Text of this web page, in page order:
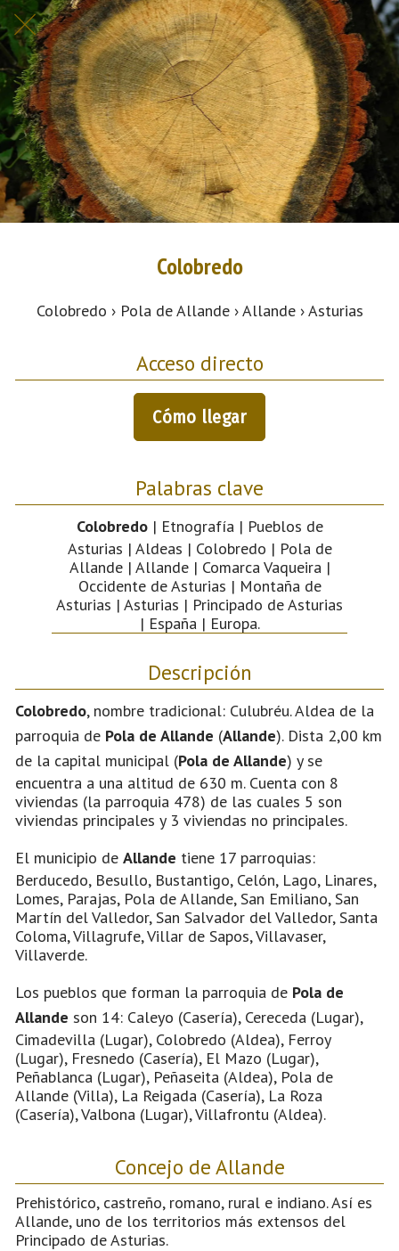
Colobredo
Colobredo › Pola de Allande › Allande › Asturias
Acceso directo
Cómo llegar
Palabras clave
Colobredo| Etnografía | Pueblos de
Asturias | Aldeas | Colobredo | Pola de
Allande | Allande | Comarca Vaqueira |
Occidente de Asturias | Montaña de
Asturias | Asturias | Principado de Asturias
| España | Europa.
Descripción
Colobredo, nombre tradicional: Culubréu. Aldea de la
parroquia de Pola de Allande (Allande). Dista 2,00 km
de la capital municipal (Pola de Allande) y se
encuentra a una altitud de 630 m. Cuenta con 8
viviendas (la parroquia 478) de las cuales 5 son
viviendas principales y 3 viviendas no principales.
El municipio de Allande tiene 17 parroquias:
Berducedo, Besullo, Bustantigo, Celón, Lago, Linares,
Lomes, Parajas, Pola de Allande, San Emiliano, San
Martín del Valledor, San Salvador del Valledor, Santa
Coloma, Villagrufe, Villar de Sapos, Villavaser,
Villaverde.
Los pueblos que forman la parroquia de Pola de
Allande son 14: Caleyo (Casería), Cereceda (Lugar),
Cimadevilla (Lugar), Colobredo (Aldea), Ferroy
(Lugar), Fresnedo (Casería), El Mazo (Lugar),
Peñablanca (Lugar), Peñaseita (Aldea), Pola de
Allande (Villa), La Reigada (Casería), La Roza
(Casería), Valbona (Lugar), Villafrontu (Aldea).
Concejo de Allande
Prehistórico, castreño, romano, rural e indiano. Así es
Allande, uno de los territorios más extensos del
Principado de Asturias.